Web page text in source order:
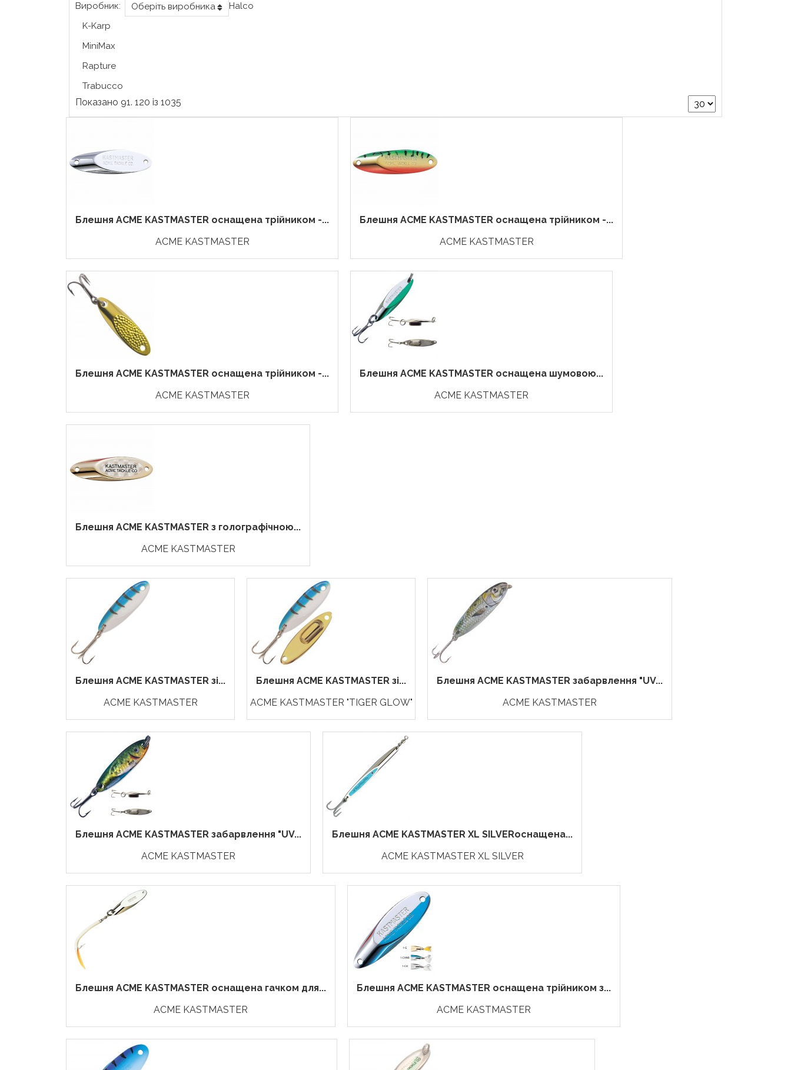
Виробник:
Оберіть виробника
Halco
K-Karp
MiniMax
Rapture
Trabucco
Показано 91. 120 із 1035
Блешня ACME KASTMASTER оснащена трійником -...
ACME KASTMASTER
Блешня ACME KASTMASTER оснащена трійником -...
ACME KASTMASTER
Блешня ACME KASTMASTER оснащена трійником -...
ACME KASTMASTER
Блешня ACME KASTMASTER оснащена шумовою...
ACME KASTMASTER
Блешня ACME KASTMASTER з голографічною...
ACME KASTMASTER
Блешня ACME KASTMASTER зі...
ACME KASTMASTER
Блешня ACME KASTMASTER зі...
ACME KASTMASTER "TIGER GLOW"
Блешня ACME KASTMASTER забарвлення "UV...
ACME KASTMASTER
Блешня ACME KASTMASTER забарвлення "UV...
ACME KASTMASTER
Блешня ACME KASTMASTER XL SILVERоснащена...
ACME KASTMASTER XL SILVER
Блешня ACME KASTMASTER оснащена гачком для...
ACME KASTMASTER
Блешня ACME KASTMASTER оснащена трійником з...
ACME KASTMASTER